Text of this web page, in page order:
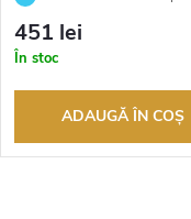
returnarea bunurilor.
autorizat
451 lei
În stoc
ADAUGĂ ÎN COŞ